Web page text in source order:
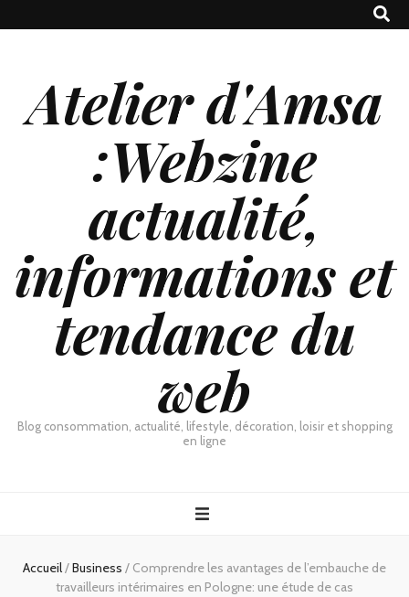
Atelier d'Amsa
:Webzine
actualité,
informations et
tendance du
web
Blog consommation, actualité, lifestyle, décoration, loisir et shopping
en ligne
Accueil/Business / Comprendre les avantages de l’embauche de
travailleurs intérimaires en Pologne: une étude de cas